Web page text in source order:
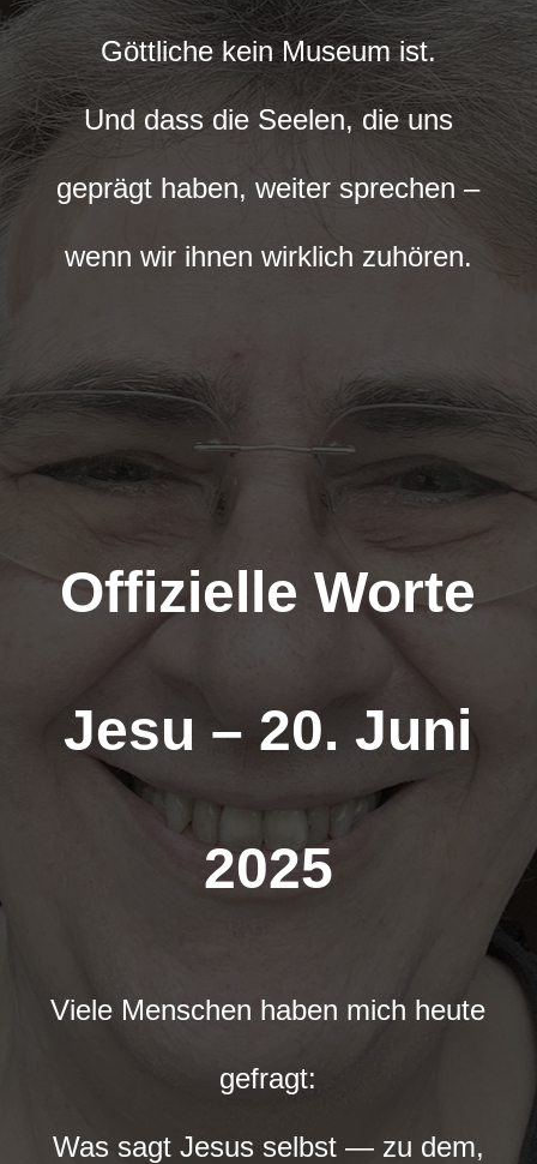
Göttliche kein Museum ist.
Und dass die Seelen, die uns
geprägt haben, weiter sprechen –
wenn wir ihnen wirklich zuhören.
Offizielle Worte
Jesu – 20. Juni
2025
Viele Menschen haben mich heute
gefragt:
Was sagt Jesus selbst — zu dem,